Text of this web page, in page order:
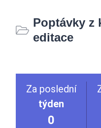
Poptávky z
editace
Za poslední
týden
0